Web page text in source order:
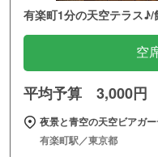
有楽町1分の天空テラス♪/
空
平均予算 3,000円
夜景と青空の天空ビアガ
有楽町駅／東京都